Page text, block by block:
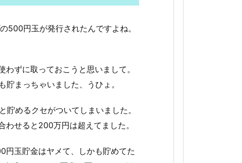
500円玉が発行されたんですよね。
ずに取っておこうと思いまして。
貯まっちゃいました、うひょ。
めるクセがついてしまいました。
せると200万円は超えてました。
円玉貯金はヤメて、しかも貯めてた